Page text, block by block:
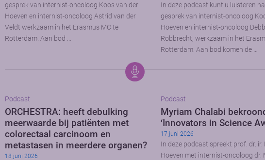
gesprek van internist-oncoloog Koos van der
Hoeven en internist-oncoloog Astrid van der
Veldt werkzaam in het Erasmus MC te
Rotterdam. Aan bod …
In deze podcast kunt u luisteren
gesprek van internist-oncoloog
Hoeven en internist-oncoloog
Robbrecht, werkzaam in het
Rotterdam. Aan bod komen de …
Podcast
ORCHESTRA: heeft debulking
meerwaarde bij patiënten met
colorectaal carcinoom en
metastasen in meerdere organen?
18 juni 2026
Podcast
Myriam Chalabi
‘Innovators in Science
17 juni 2026
In deze podcast spreekt prof. dr. ir.
Hoeven met internist-oncoloog dr.